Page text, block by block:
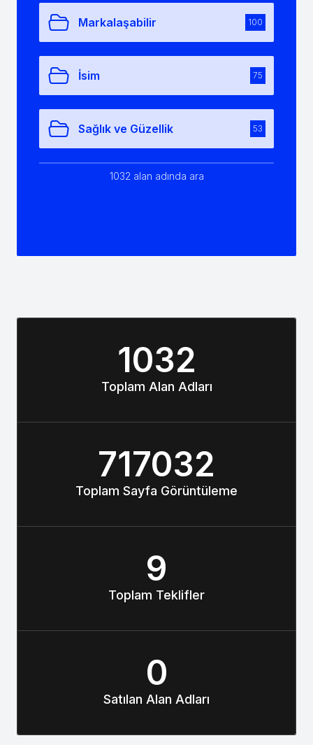
Markalaşabilir 100
İsim 75
Sağlık ve Güzellik 53
1032 alan adında ara
1032
Toplam Alan Adları
717032
Toplam Sayfa Görüntüleme
9
Toplam Teklifler
0
Satılan Alan Adları